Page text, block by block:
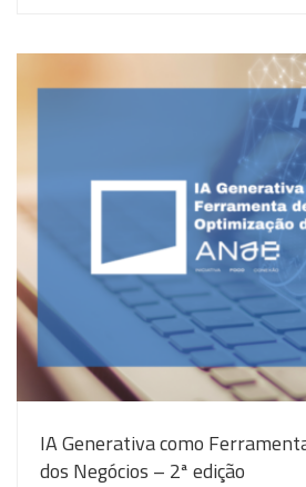
IA Generativa como
dos Negócios – 2ª edição